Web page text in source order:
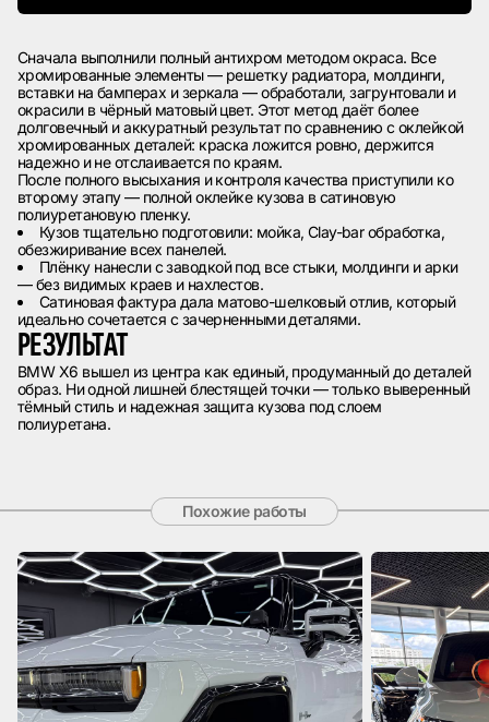
Сначала выполнили полный антихром методом окраса. Все
хромированные элементы — решетку радиатора, молдинги,
вставки на бамперах и зеркала — обработали, загрунтовали и
окрасили в чёрный матовый цвет. Этот метод даёт более
долговечный и аккуратный результат по сравнению с оклейкой
хромированных деталей: краска ложится ровно, держится
надежно и не отслаивается по краям.
После полного высыхания и контроля качества приступили ко
второму этапу — полной оклейке кузова в сатиновую
полиуретановую пленку.
Кузов тщательно подготовили: мойка, Clay-bar обработка,
обезжиривание всех панелей.
Плёнку нанесли с заводкой под все стыки, молдинги и арки
— без видимых краев и нахлестов.
Сатиновая фактура дала матово-шелковый отлив, который
идеально сочетается с зачерненными деталями.
РЕЗУЛЬТАТ
BMW X6 вышел из центра как единый, продуманный до деталей
образ. Ни одной лишней блестящей точки — только выверенный
тёмный стиль и надежная защита кузова под слоем
полиуретана.
Похожие работы